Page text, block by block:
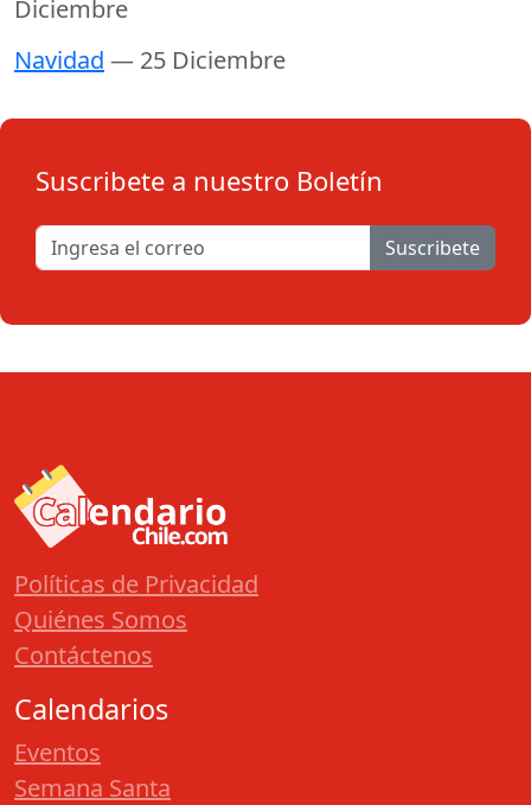
Diciembre
Navidad — 25 Diciembre
Suscribete a nuestro Boletín
Suscribete
Políticas de Privacidad
Quiénes Somos
Contáctenos
Calendarios
Eventos
Semana Santa